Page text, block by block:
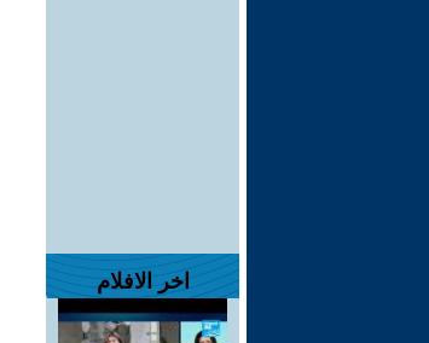
اخر الافلام